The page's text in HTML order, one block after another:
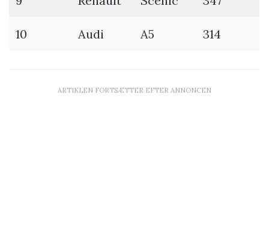
10 Audi A5 314
ARTIKLEN FORTSÆTTER EFTER ANNONCEN